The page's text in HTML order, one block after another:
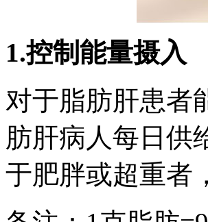
1.控制能量摄入
对于脂肪肝患者
肪肝病人每日供
于肥胖或超重者